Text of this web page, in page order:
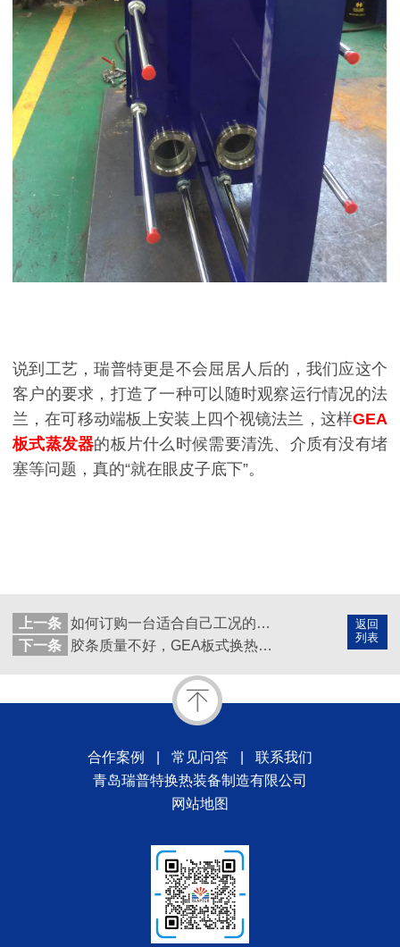
说到工艺，瑞普特更是不会屈居人后的，我们应这个
客户的要求，打造了一种可以随时观察运行情况的法
兰，在可移动端板上安装上四个视镜法兰，这样GEA
板式蒸发器的板片什么时候需要清洗、介质有没有堵
塞等问题，真的“就在眼皮子底下”。
返回
列表
上一条
如何订购一台适合自己工况的板式换热器？业内人士教你避“坑”
下一条
胶条质量不好，GEA板式换热器也很容易就泄漏
合作案例 常见问答
联系我们
青岛瑞普特换热装备制造有限公司
网站地图